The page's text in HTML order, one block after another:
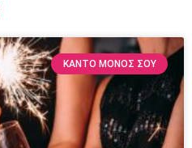
ΚΆΝΤΟ ΜΌΝΟΣ ΣΟΥ